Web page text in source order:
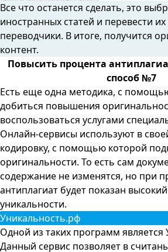
Все что останется сделать, это
иностранных статей и перевести
переводчики. В итоге, получится
контент.
Повысить процента
способ №7
Есть еще одна методика, с
добиться повышения
воспользоваться услугами
Онлайн-сервисы используют в
кодировку, с помощью которой
оригинальности. То есть сам
содержание не изменятся, но при
антиплагиат будет показан
уникальности.
Уникальность.рф
Одной из таких программ является
Данный сервис позволяет в